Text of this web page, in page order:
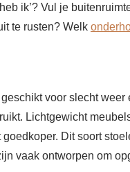
ik’? Vul je
te rusten? Welk
voor slecht
Lichtgewicht
Dit soort
vaak ontworpen om